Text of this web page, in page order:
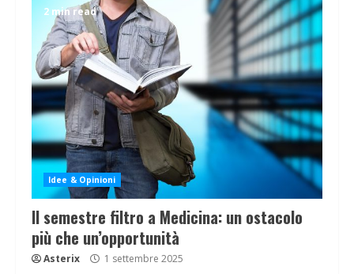
2 min read
Idee & Opinioni
Il semestre filtro a Medicina: un ostacolo
più che un’opportunità
Asterix 1 settembre 2025